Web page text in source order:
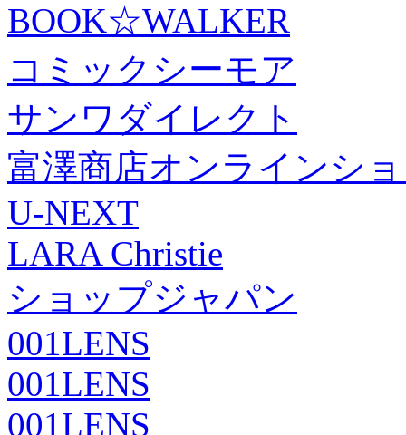
BOOK☆WALKER
コミックシーモア
サンワダイレクト
富澤商店オンラインシ
U-NEXT
LARA Christie
ショップジャパン
001LENS
001LENS
001LENS